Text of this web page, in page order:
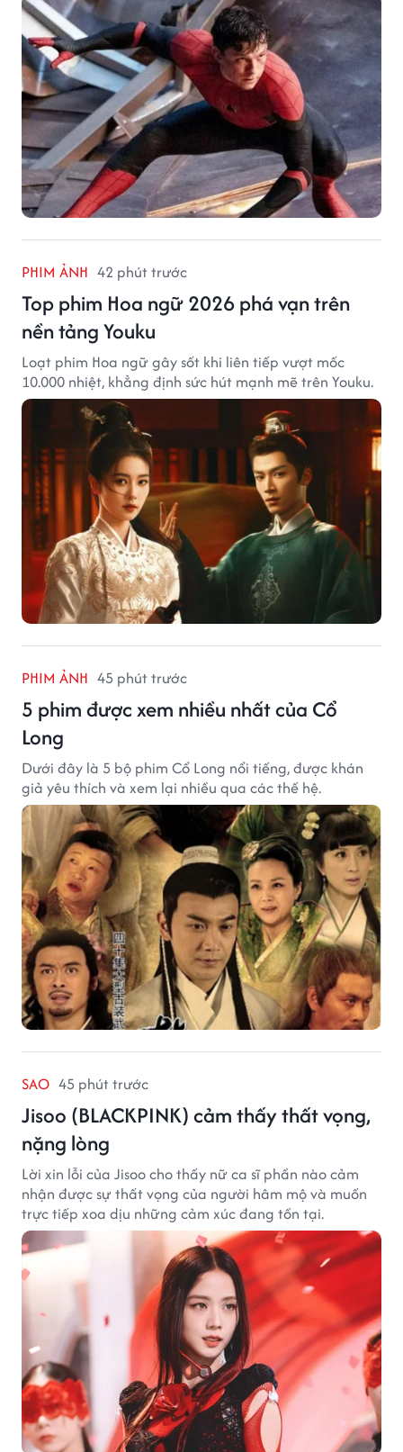
PHIM ẢNH 42 phút trước
Top phim Hoa ngữ 2026 phá vạn trên
nền tảng Youku
Loạt phim Hoa ngữ gây sốt khi liên tiếp vượt mốc
10.000 nhiệt, khẳng định sức hút mạnh mẽ trên Youku.
PHIM ẢNH 45 phút trước
5 phim được xem nhiều nhất của Cổ
Long
Dưới đây là 5 bộ phim Cổ Long nổi tiếng, được khán
giả yêu thích và xem lại nhiều qua các thế hệ.
SAO 45 phút trước
Jisoo (BLACKPINK) cảm thấy thất vọng,
nặng lòng
Lời xin lỗi của Jisoo cho thấy nữ ca sĩ phần nào cảm
nhận được sự thất vọng của người hâm mộ và muốn
trực tiếp xoa dịu những cảm xúc đang tồn tại.